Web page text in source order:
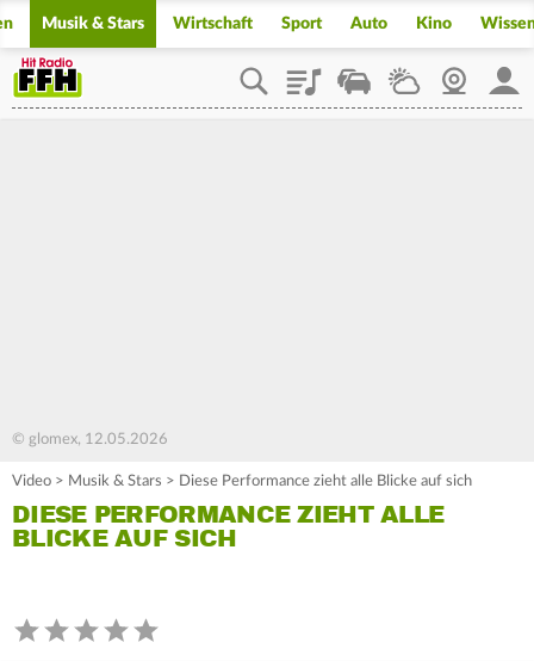
Musik & Stars Wirtschaft Sport Auto Kino
PlaylistStaupilotWetterWebcam
© glomex, 12.05.2026
Video > Musik & Stars > Diese Performance zieht alle Blicke auf sich
DIESE PERFORMANCE ZIEHT ALLE
BLICKE AUF SICH